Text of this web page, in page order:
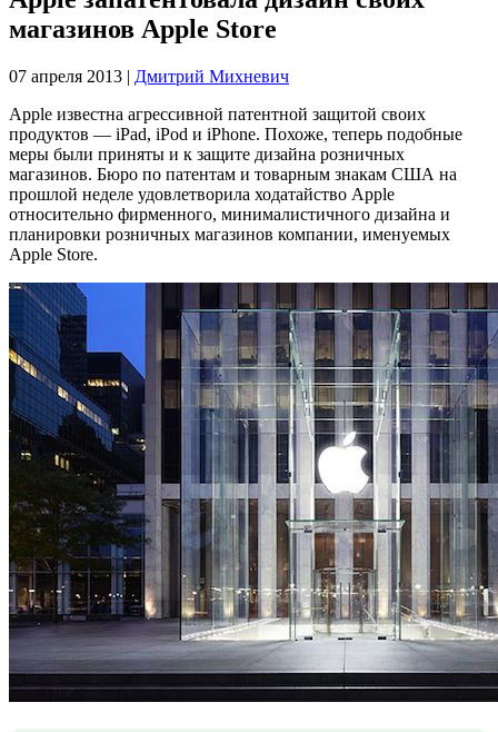
магазинов Apple Store
07 апреля 2013 | Дмитрий Михневич
Apple известна агрессивной патентной защитой своих
продуктов — iPad, iPod и iPhone. Похоже, теперь подобные
меры были приняты и к защите дизайна розничных
магазинов. Бюро по патентам и товарным знакам США на
прошлой неделе удовлетворила ходатайство Apple
относительно фирменного, минималистичного дизайна и
планировки розничных магазинов компании, именуемых
Apple Store.